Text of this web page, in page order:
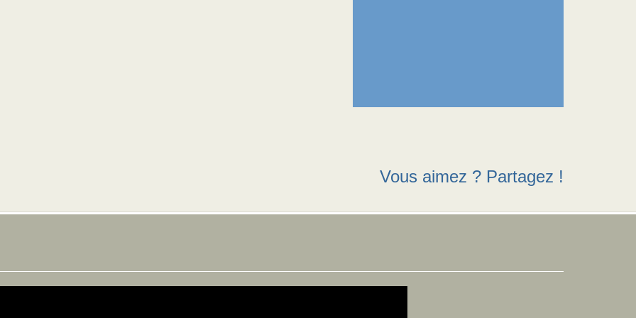
Vous aimez ? Partagez !